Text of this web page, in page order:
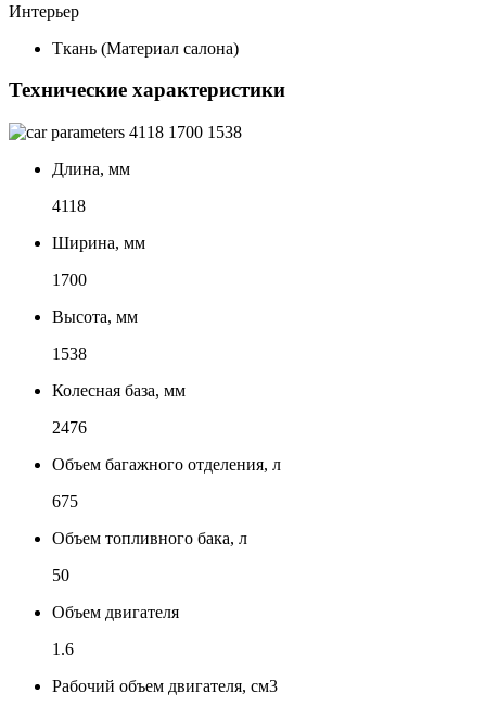
Интерьер
Ткань (Материал салона)
Технические характеристики
4118 1700 1538
Длина, мм
4118
Ширина, мм
1700
Высота, мм
1538
Колесная база, мм
2476
Объем багажного отделения, л
675
Объем топливного бака, л
50
Объем двигателя
1.6
Рабочий объем двигателя, см3